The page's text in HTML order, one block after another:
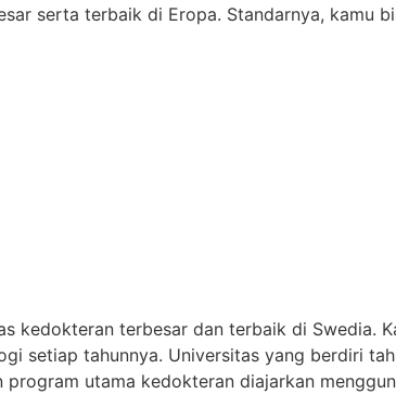
serta terbaik di Eropa. Standarnya, kamu
kedokteran terbesar dan terbaik di Swedia.
setiap tahunnya. Universitas yang berdiri
utama kedokteran diajarkan